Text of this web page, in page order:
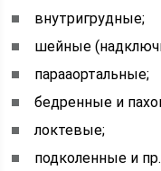
внутригрудные;
шейные
парааортальные;
бедренные и
локтевые;
подколенные и пр.